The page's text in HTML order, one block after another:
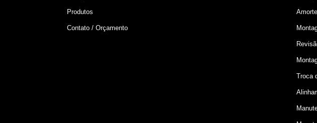
Produtos
Contato / Orçamento
Troca